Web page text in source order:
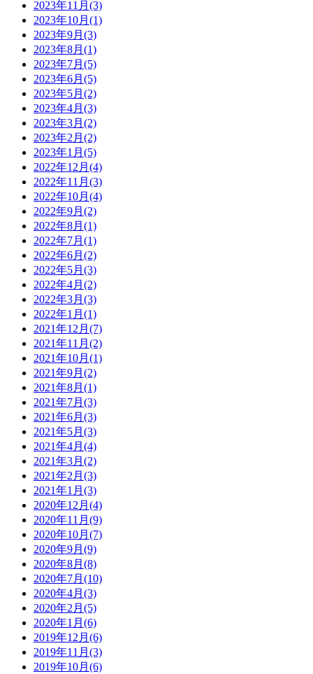
2023年11月(3)
2023年10月(1)
2023年9月(3)
2023年8月(1)
2023年7月(5)
2023年6月(5)
2023年5月(2)
2023年4月(3)
2023年3月(2)
2023年2月(2)
2023年1月(5)
2022年12月(4)
2022年11月(3)
2022年10月(4)
2022年9月(2)
2022年8月(1)
2022年7月(1)
2022年6月(2)
2022年5月(3)
2022年4月(2)
2022年3月(3)
2022年1月(1)
2021年12月(7)
2021年11月(2)
2021年10月(1)
2021年9月(2)
2021年8月(1)
2021年7月(3)
2021年6月(3)
2021年5月(3)
2021年4月(4)
2021年3月(2)
2021年2月(3)
2021年1月(3)
2020年12月(4)
2020年11月(9)
2020年10月(7)
2020年9月(9)
2020年8月(8)
2020年7月(10)
2020年4月(3)
2020年2月(5)
2020年1月(6)
2019年12月(6)
2019年11月(3)
2019年10月(6)